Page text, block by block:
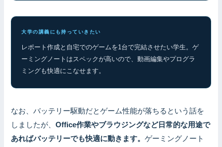
大学の講義にも持っていきたい
レポート作成と自宅でのゲームを1台で完結させたい学生。ゲ
ーミングノートはスペックが高いので、動画編集やプログラ
ミングも快適にこなせます。
なお、バッテリー駆動だとゲーム性能が落ちるという話を
しましたが、Office作業やブラウジングなど日常的な用途で
あればバッテリーでも快適に動きます。ゲーミングノート